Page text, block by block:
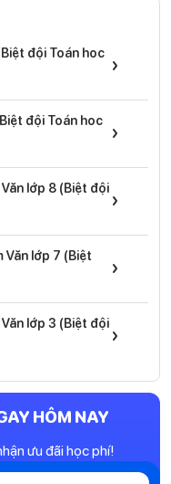
đội Toán hoc ›
đội Toán hoc ›
lớp 8 (Biệt đội ›
Văn lớp 7 (Biệt
›
lớp 3 (Biệt đội ›
HÔM NAY
ưu đãi học phí!